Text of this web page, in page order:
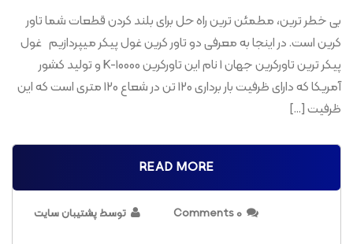
بی خطر ترین، مطمئن ترین راه حل برای بلند کردن قطعات شما تاور
کرین است. در اینجا به معرفی دو تاور کرین غول پیکر میپردازیم غول
پیکر ترین تاورکرین جهان 1 نام این تاورکرین K-10000 و تولید کشور
آمریکا که دارای ظرفیت بار برداری 120 تن در شعاع 120 متری است که این
ظرفیت […]
READ MORE
0 Comments توسط پشتیبان سایت